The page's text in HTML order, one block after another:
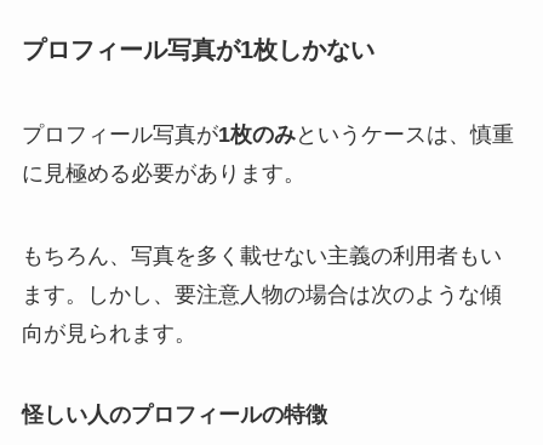
プロフィール写真が1枚しかない
プロフィール写真が1枚のみというケースは、慎重
に見極める必要があります。
もちろん、写真を多く載せない主義の利用者もい
ます。しかし、要注意人物の場合は次のような傾
向が見られます。
怪しい人のプロフィールの特徴